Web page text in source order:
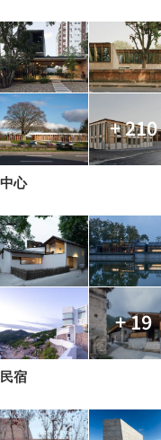
+ 210
中心
+ 19
民宿